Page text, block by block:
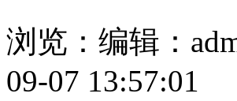
浏览： 编辑：
09-07 13:57:01